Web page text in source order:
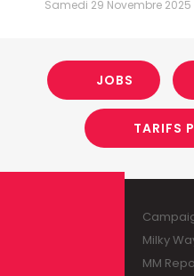
Samedi 29 Novembre 2025
JOBS
TARIFS
Milky
MM